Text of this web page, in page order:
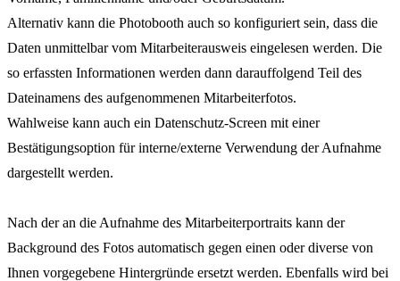
Alternativ kann die Photobooth auch so konfiguriert sein, dass die
Daten unmittelbar vom Mitarbeiterausweis eingelesen werden. Die
so erfassten Informationen werden dann darauffolgend Teil des
Dateinamens des aufgenommenen Mitarbeiterfotos.
Wahlweise kann auch ein Datenschutz-Screen mit einer
Bestätigungsoption für interne/externe Verwendung der Aufnahme
dargestellt werden.
Nach der an die Aufnahme des Mitarbeiterportraits kann der
Background des Fotos automatisch gegen einen oder diverse von
Ihnen vorgegebene Hintergründe ersetzt werden. Ebenfalls wird bei